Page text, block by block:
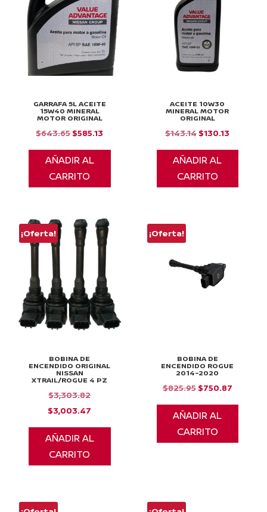
GARRAFA 5L ACEITE
15W40 MINERAL
MOTOR ORIGINAL
$643.65El
precio
original
era:
$585.13
precio
AÑADIR AL
CARRITO
ACEITE 10W30
MINERAL MOTOR
ORIGINAL
$143.14 El
precio
original
era:
$130.13
precio
AÑADIR AL
CARRITO
¡Oferta!
BOBINA DE
ENCENDIDO ORIGINAL
NISSAN
XTRAIL/ROGUE 4 PZ
$3,303.82El
precio
original
era:
$3,003.47
precio
actual
AÑADIR AL
CARRITO
¡Oferta!
BOBINA DE
ENCENDIDO ROGUE
2014-2020
$825.95 El
precio
original
era:
$750.87El
precio
AÑADIR AL
CARRITO